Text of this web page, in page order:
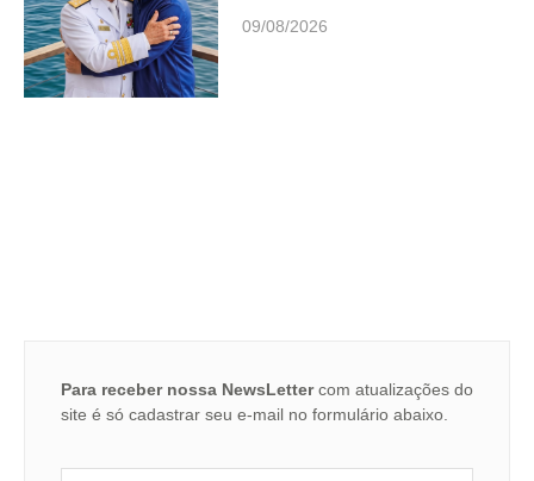
09/08/2026
Para receber nossa NewsLettercom atualizações do
site é só cadastrar seu e-mail no formulário abaixo.